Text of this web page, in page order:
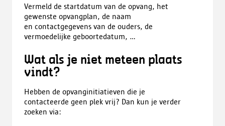
Vermeld de startdatum van de opvang, het
gewenste opvangplan, de naam
en contactgegevens van de ouders, de
vermoedelijke geboortedatum, …
Wat als je niet meteen plaats
vindt?
Hebben de opvanginitiatieven die je
contacteerde geen plek vrij? Dan kun je verder
zoeken via: